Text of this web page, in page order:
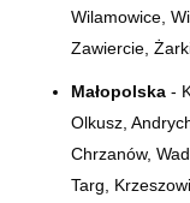
Wilamowice,
Zawiercie,
Małopolska-
Olkusz,
Chrzanów,
Targ,